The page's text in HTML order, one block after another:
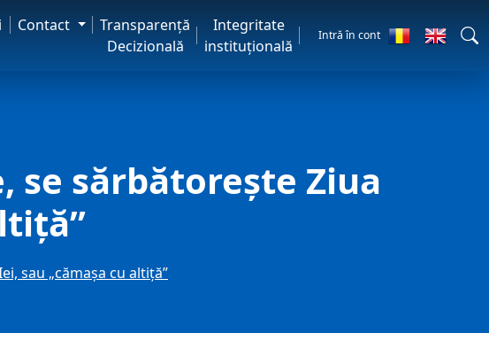
Contact
Transparență
Decizională
Integritate
instituțională
Intră în cont
se sărbătorește Ziua
sau „cămașa cu altiță”